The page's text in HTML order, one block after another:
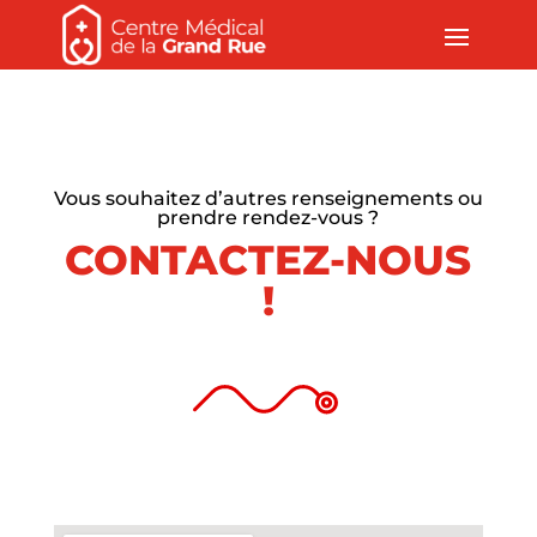
Vous souhaitez d’autres renseignements ou
prendre rendez-vous ?
CONTACTEZ-NOUS
!